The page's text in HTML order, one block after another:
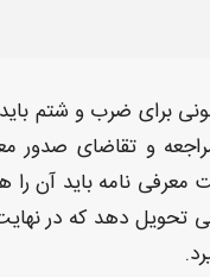
برای ضرب و شتم
مراجعه و تقاضای صدور
معرفی نامه باید آن را
تحویل دهد که در